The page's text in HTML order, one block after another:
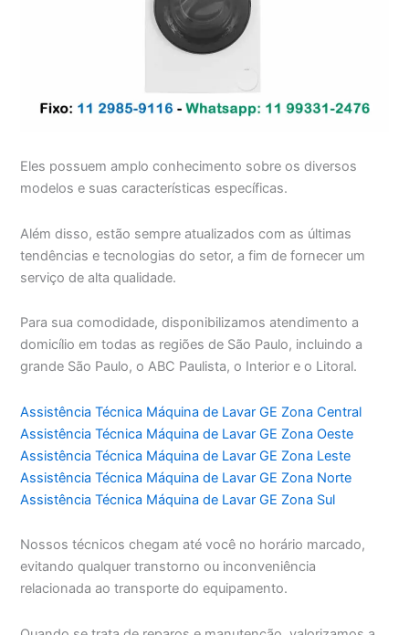
Eles possuem amplo conhecimento sobre os diversos
modelos e suas características específicas.
Além disso, estão sempre atualizados com as últimas
tendências e tecnologias do setor, a fim de fornecer um
serviço de alta qualidade.
Para sua comodidade, disponibilizamos atendimento a
domicílio em todas as regiões de São Paulo, incluindo a
grande São Paulo, o ABC Paulista, o Interior e o Litoral.
Assistência Técnica Máquina de Lavar GE Zona Central
Assistência Técnica Máquina de Lavar GE Zona Oeste
Assistência Técnica Máquina de Lavar GE Zona Leste
Assistência Técnica Máquina de Lavar GE Zona Norte
Assistência Técnica Máquina de Lavar GE Zona Sul
Nossos técnicos chegam até você no horário marcado,
evitando qualquer transtorno ou inconveniência
relacionada ao transporte do equipamento.